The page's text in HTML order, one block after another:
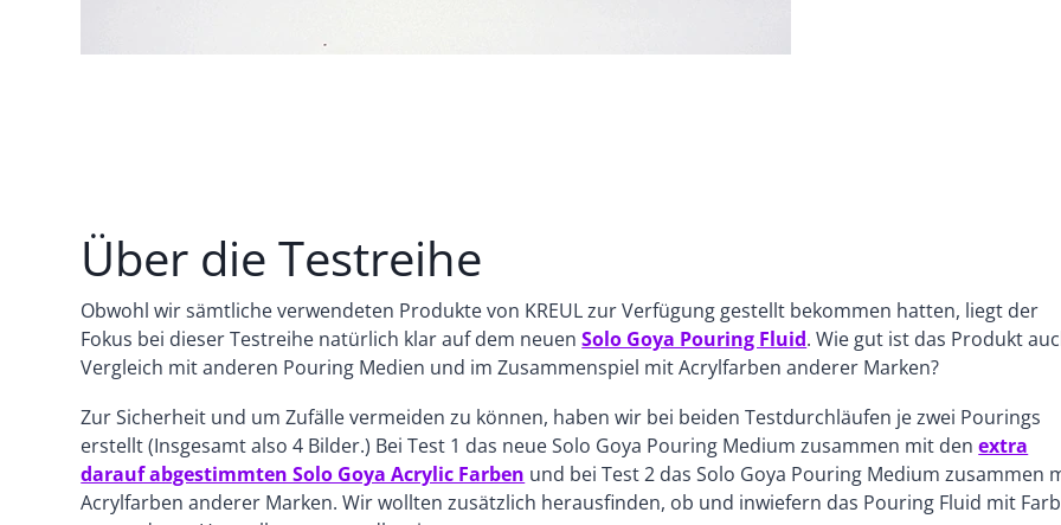
Über die Testreihe
Obwohl wir sämtliche verwendeten Produkte von KREUL zur Verfügung gestellt bekommen hatten, liegt der
Fokus bei dieser Testreihe natürlich klar auf dem neuenSolo Goya Pouring Fluid. Wie gut ist das Produkt
Vergleich mit anderen Pouring Medien und im Zusammenspiel mit Acrylfarben anderer Marken?
Zur Sicherheit und um Zufälle vermeiden zu können, haben wir bei beiden Testdurchläufen je zwei Pourings
erstellt (Insgesamt also 4 Bilder.) Bei Test 1 das neue Solo Goya Pouring Medium zusammen mit denextra
darauf abgestimmten Solo Goya Acrylic Farben und bei Test 2 das Solo Goya Pouring Medium zusammen
Acrylfarben anderer Marken. Wir wollten zusätzlich herausfinden, ob und inwiefern das Pouring Fluid mit